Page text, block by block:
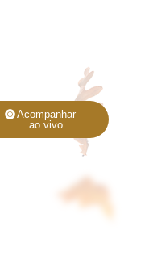
Acompanhar
ao vivo